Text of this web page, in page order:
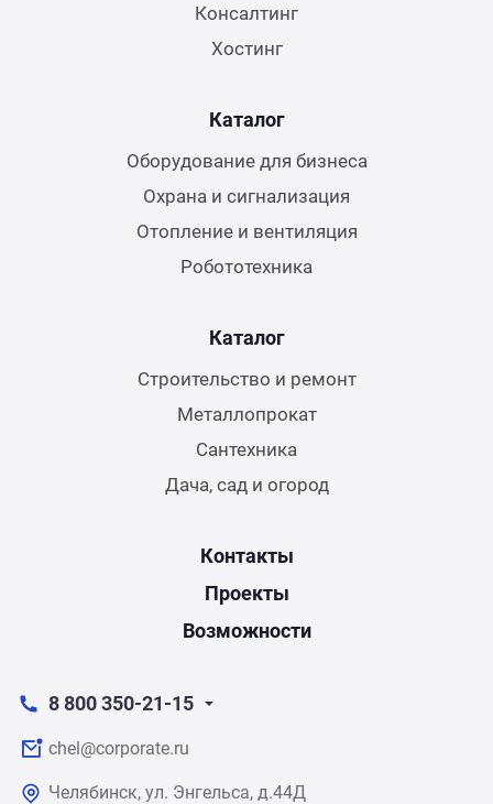
Консалтинг
Хостинг
Каталог
Оборудование для бизнеса
Охрана и сигнализация
Отопление и вентиляция
Робототехника
Каталог
Строительство и ремонт
Металлопрокат
Сантехника
Дача, сад и огород
Контакты
Проекты
Возможности
8 800 350-21-15
chel@corporate.ru
Челябинск, ул. Энгельса, д.44Д